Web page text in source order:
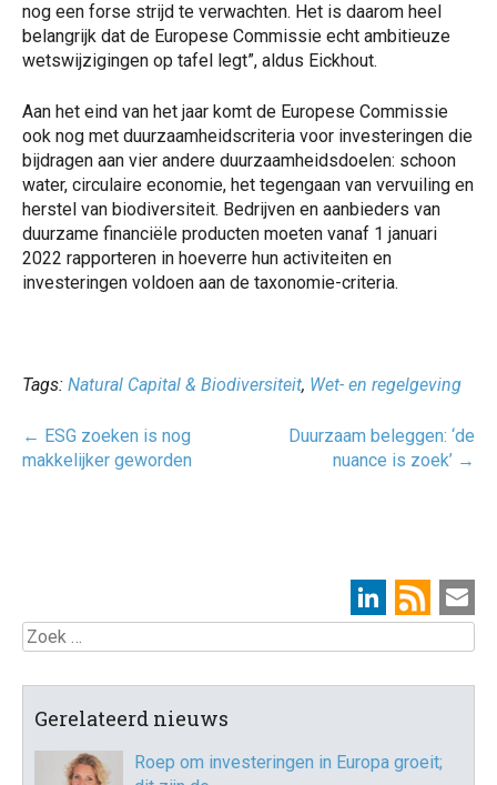
nog een forse strijd te verwachten. Het is daarom heel
belangrijk dat de Europese Commissie echt ambitieuze
wetswijzigingen op tafel legt”, aldus Eickhout.
Aan het eind van het jaar komt de Europese Commissie
ook nog met duurzaamheidscriteria voor investeringen die
bijdragen aan vier andere duurzaamheidsdoelen: schoon
water, circulaire economie, het tegengaan van vervuiling en
herstel van biodiversiteit. Bedrijven en aanbieders van
duurzame financiële producten moeten vanaf 1 januari
2022 rapporteren in hoeverre hun activiteiten en
investeringen voldoen aan de taxonomie-criteria.
Tags: Natural Capital & Biodiversiteit, Wet- en regelgeving
Post
navigatie
← ESG zoeken is nog
makkelijker geworden
Duurzaam beleggen: ‘de
nuance is zoek’ →
Zoek
Gerelateerd nieuws
Roep om investeringen in Europa groeit;